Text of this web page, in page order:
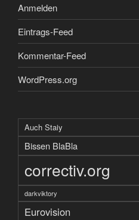
Anmelden
Eintrags-Feed
Kommentar-Feed
WordPress.org
Auch Staiy
Bissen BlaBla
correctiv.org
darkviktory
Eurovision